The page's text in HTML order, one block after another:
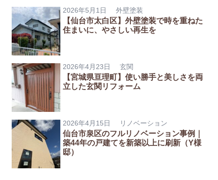
2026年5月1日 外壁塗装
【仙台市太白区】外壁塗装で時を重ねた
住まいに、やさしい再生を
2026年4月23日 玄関
【宮城県亘理町】使い勝手と美しさを両
立した玄関リフォーム
2026年4月15日 リノベーション
仙台市泉区のフルリノベーション事例｜
築44年の戸建てを新築以上に刷新（Y様
邸）